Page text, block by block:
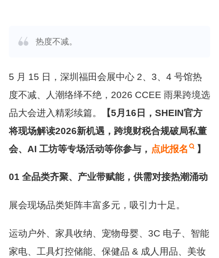
热度不减。
5 月 15 日，深圳福田会展中心 2、3、4 号馆热
度不减、人潮络绎不绝，2026 CCEE 雨果跨境选
品大会进入精彩续篇。
【5月16日，SHEIN官方
将现场解读2026新机遇，跨境财税合规破局私董
会、AI 工坊等专场活动等你参与， 点此报名 】
01 全品类齐聚、产业带赋能，供需对接热潮涌动
展会现场品类矩阵丰富多元，吸引力十足。
运动户外、家具收纳、宠物母婴、3C 电子、智能
家电、工具灯控储能、保健品 & 成人用品、美妆